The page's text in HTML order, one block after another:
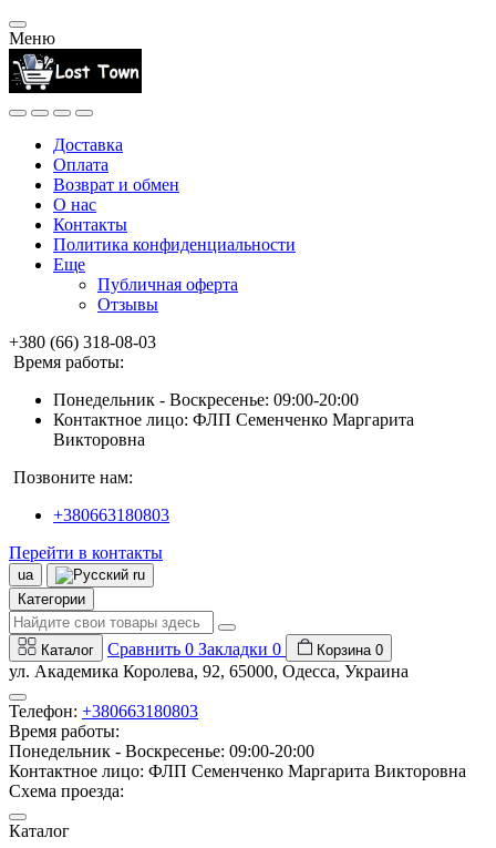
Меню
Доставка
Оплата
Возврат и обмен
О нас
Контакты
Политика конфиденциальности
Еще
Публичная оферта
Отзывы
+380 (66) 318-08-03
Время работы:
Понедельник - Воскресенье: 09:00-20:00
Контактное лицо: ФЛП Семенченко Маргарита
Викторовна
Позвоните нам:
+380663180803
Перейти в контакты
ua
ru
Категории
Каталог Сравнить 0 Закладки 0 Корзина 0
ул. Академика Королева, 92, 65000, Одесса, Украина
Телефон: +380663180803
Время работы:
Понедельник - Воскресенье: 09:00-20:00
Контактное лицо: ФЛП Семенченко Маргарита Викторовна
Схема проезда:
Каталог